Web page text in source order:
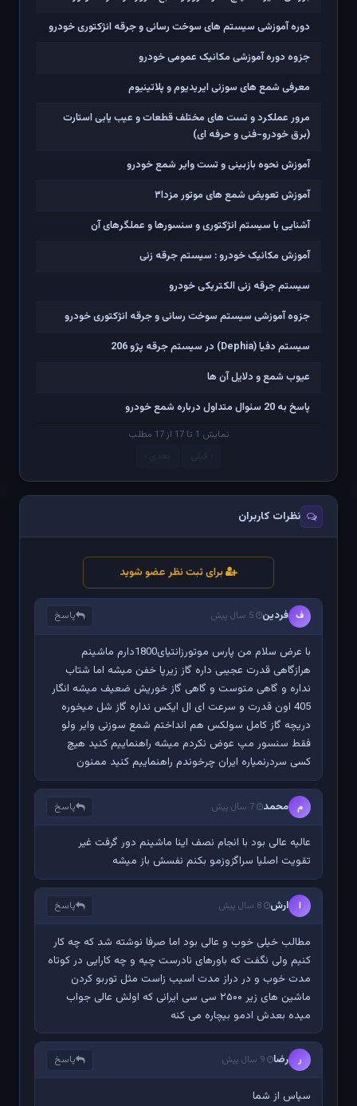
دوره آموزشی سیستم های سوخت رسانی و جرقه انژکتوری خودرو
جزوه دوره آموزشی مکانیک عمومی خودرو
معرفی شمع های سوزنی ایریدیوم و پلاتینیوم
مرور عملکرد و تست های مختلف قطعات و عیب یابی استارت
(برق خودرو-فنی و حرفه ای)
آموزش نحوه بازبینی و تست وایر شمع خودرو
آموزش تعویض شمع های موتور مزدا۳
آشنایی با سیستم انژکتوری و سنسورها و عملگرهای آن
آموزش مکانیک خودرو : سیستم جرقه زنی
سیستم جرقه زنی الکتریکی خودرو
جزوه آموزشی سیستم سوخت رسانی و جرقه انژکتوری خودرو
سیستم دفیا (Dephia) در سیستم جرقه پژو 206
عیوب شمع و دلایل آن ها
پاسخ به 20 سئوال متداول درباره شمع خودرو
نمایش 1 تا 17 از 17 مطلب
نظرات کاربران
برای ثبت نظر عضو شوید
ف فردین 5 سال پیش پاسخ
با عرض سلام من پارس موتورزانتیای1800دارم ماشینم
هرازگاهی قدرت عجیبی داره گاز زیرپا خفن میشه اما شتاب
نداره و گاهی متوست و گاهی گاز خوریش ضعیف میشه انگار
405 اون قدرت و سرعت ای ال ایکس نداره گاز شل میخوره
دریچه گاز کامل سولکس هم انداختم شمع سوزنی وایر ولو
فقط سنسور مپ عوض نکردم میشه راهنماییم کنید هیچ
کسی سردرنمیاره ایران چرخوندم راهنماییم کنید ممنون
م محمد 7 سال پیش پاسخ
عالیه عالی بود با انجام نصف اینا ماشینم دور گرفت غیر
تقویت اصلیا سراگزوزمو بکنم نفسش باز میشه
ا ارش 8 سال پیش پاسخ
مطالب خیلی خوب و عالی بود اما صرفا نوشته شد که چه کار
کنیم ولی نگفت که باورهای نادرست چیه و چه کارایی در کوتاه
مدت خوب و در دراز مدت اسیب زاست مثل توربو کردن
ماشین های زیر ۲۵۰۰ سی سی ایرانی که اولش عالی جواب
میده بعدش ادمو بیچاره می کنه
ر رضا 9 سال پیش پاسخ
سپاس از شما